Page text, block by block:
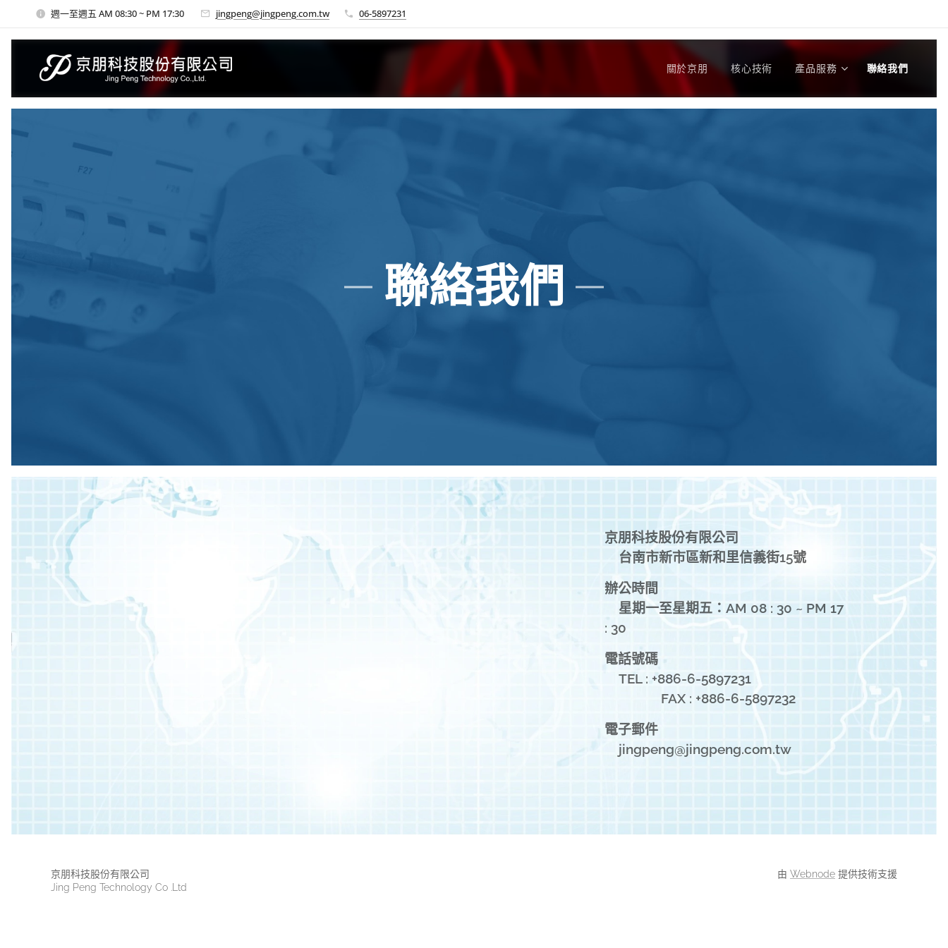
週一至週五 AM 08:30 ~ PM 17:30 jingpeng@jingpeng.com.tw 06-5897231
關於京朋 核心技術 產品服務 聯絡我們
聯絡我們
京朋科技股份有限公司
台南市新市區新和里信義街15號
辦公時間
星期一至星期五：AM 08 : 30 ~ PM 17
: 30
電話號碼
TEL : +886-6-5897231
FAX : +886-6-5897232
電子郵件
jingpeng@jingpeng.com.tw
京朋科技股份有限公司
Jing Peng Technology Co .Ltd
由 Webnode 提供技術支援